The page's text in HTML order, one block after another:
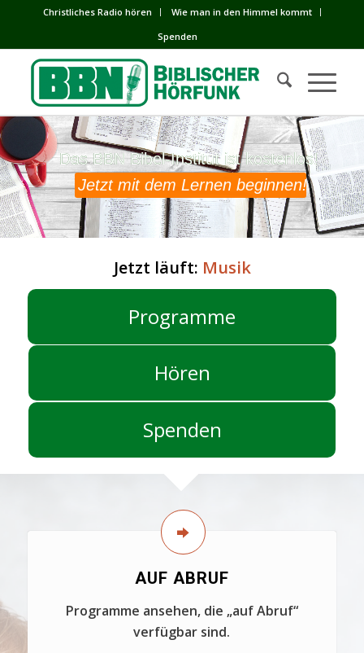
Сhristliches Radio hören
Wie man in den Himmel kommt
Spenden
Das BBN Bibel-Institut ist kostenlos!
Das BBN Bibel-Institut ist kostenlos!
Jetzt mit dem Lernen beginnen!
Jetzt läuft: Musik
Programme
Hören
Spenden
AUF ABRUF
Programme ansehen, die „auf Abruf“
verfügbar sind.